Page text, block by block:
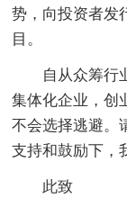
势，向投资者发
目。
自从众筹行
集体化企业，创
不会选择逃避。
支持和鼓励下，
此致